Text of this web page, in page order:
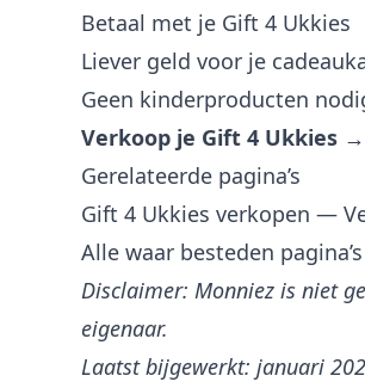
Betaal met je Gift 4 Ukkies
Liever geld voor je
Geen kinderproducten
Verkoop je Gift 4 Ukkies →
Gerelateerde pagina’s
Gift 4 Ukkies verkopen —
Alle waar besteden pagina’s
Disclaimer: Monniez is niet
eigenaar.
Laatst bijgewerkt: januari